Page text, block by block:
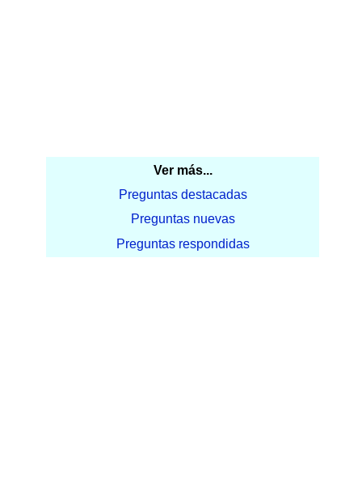
Ver más...
Preguntas destacadas
Preguntas nuevas
Preguntas respondidas